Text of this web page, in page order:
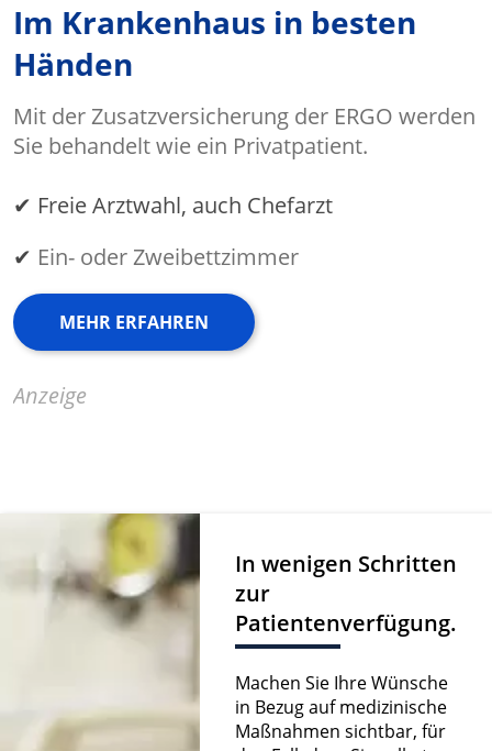
Im Krankenhaus in besten
Händen
Mit der Zusatzversicherung der ERGO werden
Sie behandelt wie ein Privatpatient.
✔ Freie Arztwahl, auch Chefarzt
✔ Ein- oder Zweibettzimmer
MEHR ERFAHREN
Anzeige
In wenigen Schritten
zur
Patientenverfügung.
Machen Sie Ihre Wünsche
in Bezug auf medizinische
Maßnahmen sichtbar, für